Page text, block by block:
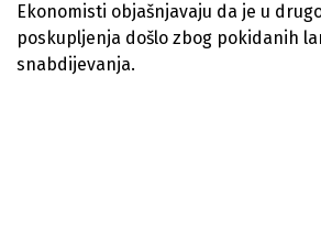
Ekonomisti objašnjavaju da je u
poskupljenja došlo zbog pokidanih
snabdijevanja.